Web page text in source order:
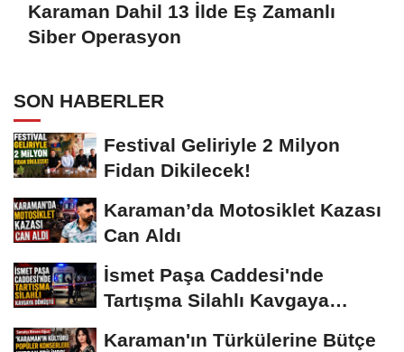
Karaman Dahil 13 İlde Eş Zamanlı
Siber Operasyon
SON HABERLER
Festival Geliriyle 2 Milyon
Fidan Dikilecek!
Karaman’da Motosiklet Kazası
Can Aldı
İsmet Paşa Caddesi'nde
Tartışma Silahlı Kavgaya
Karaman'ın Türkülerine Bütçe